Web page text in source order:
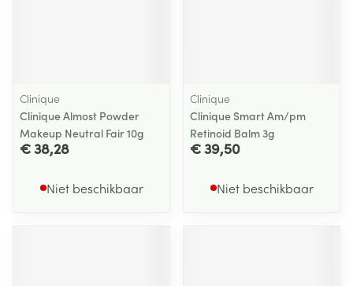
Clinique
Clinique Almost Powder
Makeup Neutral Fair 10g
€ 38,28
Niet beschikbaar
Clinique
Clinique Smart Am/pm
Retinoid Balm 3g
€ 39,50
Niet beschikbaar